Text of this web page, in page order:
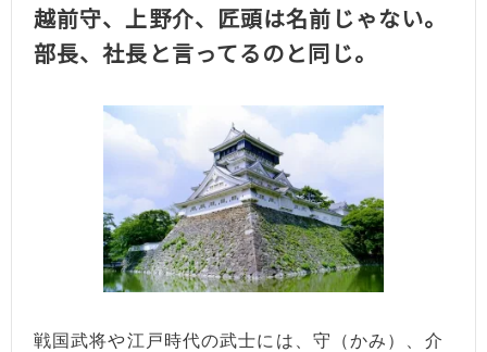
越前守、上野介、匠頭は名前じゃない。
部長、社長と言ってるのと同じ。
戦国武将や江戸時代の武士には、守（かみ）、介